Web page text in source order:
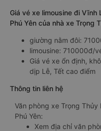
Giá vé xe limousine đi
Phú Yên của nhà xe Trọng
giường nằm đôi:
limousine: 710000đ/
Giá vé xe ổn định,
dịp Lễ, Tết cao điểm
Thông tin liên hệ
Văn phòng xe Trọng Thủy
Phú Yên:
Xem địa chỉ văn